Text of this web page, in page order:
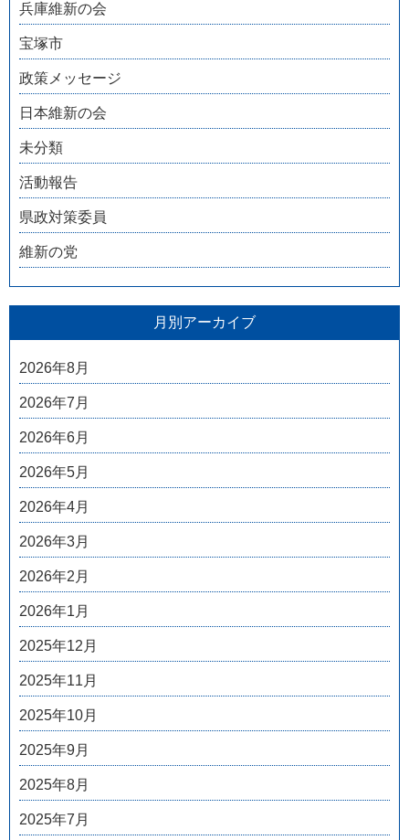
兵庫維新の会
宝塚市
政策メッセージ
日本維新の会
未分類
活動報告
県政対策委員
維新の党
月別アーカイブ
2026年8月
2026年7月
2026年6月
2026年5月
2026年4月
2026年3月
2026年2月
2026年1月
2025年12月
2025年11月
2025年10月
2025年9月
2025年8月
2025年7月